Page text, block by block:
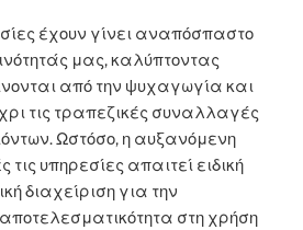
έχουν γίνει αναπόσπαστο
μας, καλύπτοντας
από την ψυχαγωγία και
τις τραπεζικές συναλλαγές
Ωστόσο, η αυξανόμενη
υπηρεσίες απαιτεί ειδική
διαχείριση για την
στη χρήση